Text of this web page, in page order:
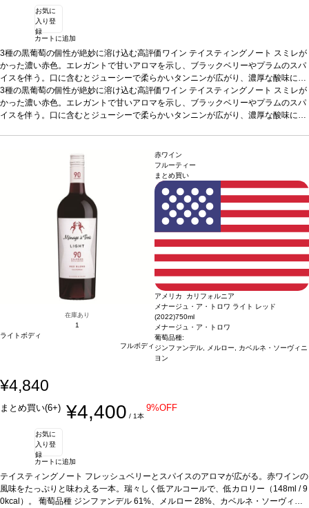
お気に
入り登
録
カートに追加
3種の黒葡萄の個性が絶妙に溶け込む高評価ワイン テイスティングノート スミレが
かった濃い赤色。エレガントで甘いアロマを示し、ブラックベリーやプラムのスパ
イスを伴う。口に含むとジューシーで柔らかいタンニンが広がり、濃厚な酸味に、
長い余韻のフィニッシュが続く。合う料理 牛肉、ラム、豚肉などの赤身肉、鴨肉
料理などと好相性葡萄品種カベルネ・ソーヴィニヨン 70%、マルベック 15%、ジ
ンファンデル 15%*本ヴィンテージが在庫切れの場合、在庫があり価格が同様の場
3種の黒葡萄の個性が絶妙に溶け込む高評価ワイン テイスティングノート スミレが
かった濃い赤色。エレガントで甘いアロマを示し、ブラックベリーやプラムのスパ
イスを伴う。口に含むとジューシーで柔らかいタンニンが広がり、濃厚な酸味に、
ンファンデル 15%*本ヴィンテージが在庫切れの場合、在庫があり価格が同様の場
合は自動的に次のヴィンテージに変更されます、ご了承ください。
在庫あり
1
ライトボディ
フルボディ
赤ワイン
フルーティー
まとめ買い
アメリカ カリフォルニア
メナージュ・ア・トロワ ライト レッド
(2022)750ml
メナージュ・ア・トロワ
葡萄品種:
ジンファンデル, メルロー, カベルネ・ソーヴィニ
ヨン
¥4,840
まとめ買い(6+) ¥4,400 / 1本
9%OFF
お気に
入り登
録
カートに追加
テイスティングノート フレッシュベリーとスパイスのアロマが広がる。赤ワインの
風味をたっぷりと味わえる一本。瑞々しく低アルコールで、低カロリー（148ml / 9
0kcal）。 葡萄品種 ジンファンデル 61%、メルロー 28%、カベルネ・ソーヴィニ